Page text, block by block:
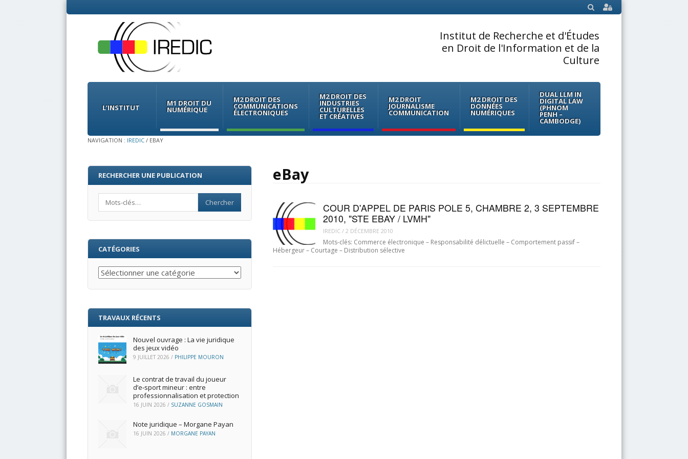
SEARCH
Institut de Recherche et d'Études
en Droit de l'Information et de la
Culture
Menu
Skip
contentL’INSTITUT M1 DROIT DU
NUMÉRIQUE
M2 DROIT DES
COMMUNICATIONS
ÉLECTRONIQUES
M2 DROIT DES
INDUSTRIES
CULTURELLES
ET CRÉATIVES
M2 DROIT
JOURNALISME
COMMUNICATION
M2 DROIT DES
DONNÉES
NUMÉRIQUES
DUAL LLM IN
DIGITAL LAW
(PHNOM
PENH –
CAMBODGE)
NAVIGATION : IREDIC / EBAY
eBay
COUR D'APPEL DE PARIS POLE 5, CHAMBRE 2, 3 SEPTEMBRE
2010, "STE EBAY / LVMH"
IREDIC/ 2 DÉCEMBRE 2010
Mots-clés: Commerce électronique – Responsabilité délictuelle – Comportement passif –
Hébergeur – Courtage – Distribution sélective
RECHERCHER UNE PUBLICATION
CATÉGORIES
Catégories
TRAVAUX RÉCENTS
Nouvel ouvrage : La vie juridique
des jeux vidéo
9 JUILLET 2026 / PHILIPPE MOURON
Le contrat de travail du joueur
d’e‑sport mineur : entre
professionnalisation et protection
16 JUIN 2026 / SUZANNE GOSMAIN
Note juridique – Morgane Payan
16 JUIN 2026 / MORGANE PAYAN